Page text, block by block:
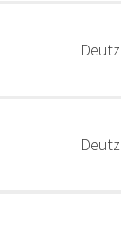
Deutz
Deutz